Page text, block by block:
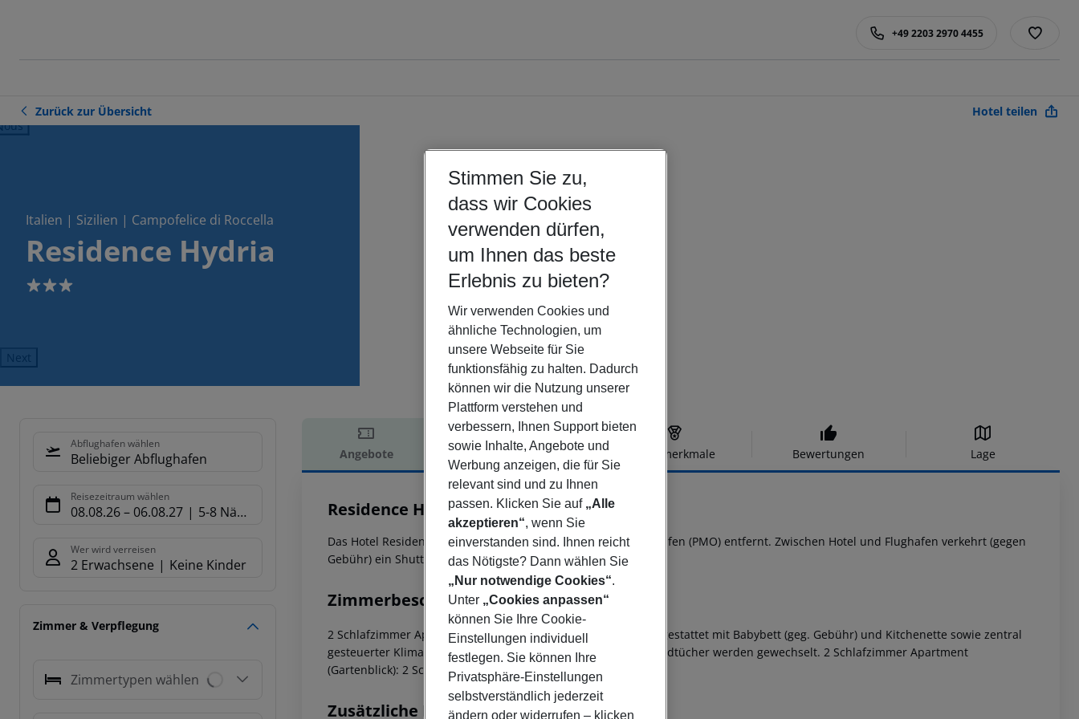
+49 2203 2970 4455
Zurück zur Übersicht Hotel teilen
Italien | Sizilien | Campofelice di Roccella
Residence Hydria
3
Next
Abflughafen wählen
Beliebiger Abflughafen
Reisezeitraum wählen
08.08.26– 06.08.27 5-8 Nächte
Wer wird verreisen
2 Erwachsene Keine Kinder
Zimmer & Verpflegung
Zimmertypen wählen
Angebote Hotelbeschreibung Hotelmerkmale Bewertungen Lage
Hotelbeschreibung
Residence Hydria
3
Das Hotel Residence Hydria befindet sich ca. 84 km vom Flughafen (PMO) entfernt. Zwischen Hotel und Flughafen verkehrt (gegen
Gebühr) ein Shuttle.
Zimmerbeschreibung
2 Schlafzimmer Apartment (Gartenblick): Die Zimmer sind ausgestattet mit Babybett (geg. Gebühr) und Kitchenette sowie zentral
gesteuerter Klimaanlage und zentral gesteuerter Heizung. Handtücher werden gewechselt. 2 Schlafzimmer Apartment
(Gartenblick): 2 Schlafzimmer Apartment (Gartenblick):
Zusätzliche Informationen
Stimmen Sie zu,
dass wir Cookies
verwenden dürfen,
um Ihnen das beste
Erlebnis zu bieten?
Wir verwenden Cookies und
ähnliche Technologien, um
unsere Webseite für Sie
funktionsfähig zu halten. Dadurch
können wir die Nutzung unserer
Plattform verstehen und
verbessern, Ihnen Support bieten
sowie Inhalte, Angebote und
Werbung anzeigen, die für Sie
relevant sind und zu Ihnen
passen. Klicken Sie auf „Alle
akzeptieren“, wenn Sie
einverstanden sind. Ihnen reicht
das Nötigste? Dann wählen Sie
„Nur notwendige Cookies“.
Unter „Cookies anpassen“
können Sie Ihre Cookie-
Einstellungen individuell
festlegen. Sie können Ihre
Privatsphäre-Einstellungen
selbstverständlich jederzeit
ändern oder widerrufen – klicken